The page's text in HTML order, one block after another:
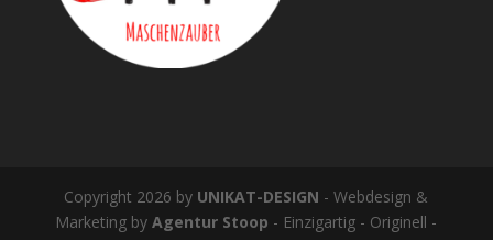
Copyright 2026 by UNIKAT-DESIGN - Webdesign &
Marketing byAgentur Stoop - Einzigartig - Originell -